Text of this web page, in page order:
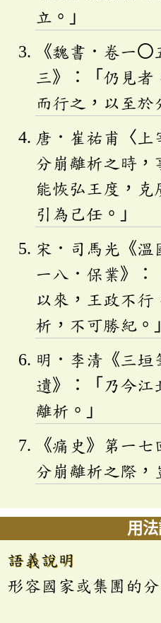
立。」
《魏書．卷一
三》：「仍見
而行之，以至於
唐．崔祐甫〈上
分崩離析之時，
能恢弘王度，克
引為己任。」
宋．司馬光《溫
一八．保業》：
以來，王政不行
析，不可勝紀。」
明．李清《三垣
遺》：「乃今江
離析。」
《痛史》第一
分崩離析之際，
用
語義說明
形容國家或集團的分